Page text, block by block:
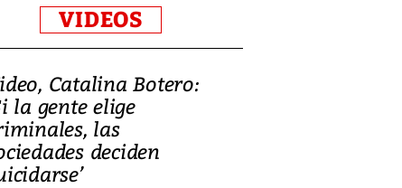
VIDEOS
Catalina Botero:
la gente elige
las
deciden